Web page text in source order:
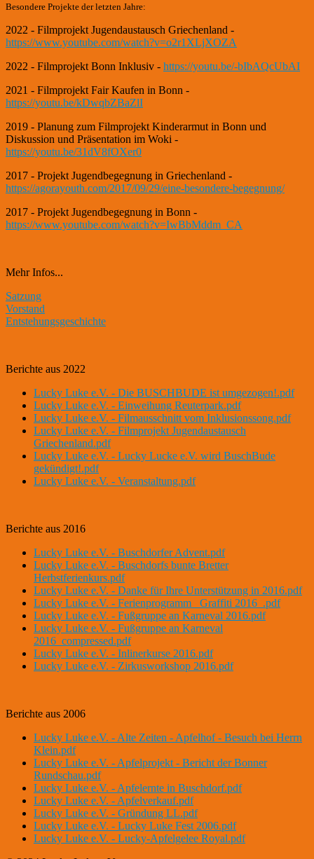
Besondere Projekte der letzten Jahre:
2022 - Filmprojekt Jugendaustausch Griechenland -
https://www.youtube.com/watch?v=o2r1XLjXOZA
2022 - Filmprojekt Bonn Inklusiv - https://youtu.be/-bIbAQcUbAI
2021 - Filmprojekt Fair Kaufen in Bonn -
https://youtu.be/kDwqbZBaZlI
2019 - Planung zum Filmprojekt Kinderarmut in Bonn und
Diskussion und Präsentation im Woki -
https://youtu.be/31dV8fOXer0
2017 - Projekt Jugendbegegnung in Griechenland -
https://agorayouth.com/2017/09/29/eine-besondere-begegnung/
2017 - Projekt Jugendbegegnung in Bonn -
https://www.youtube.com/watch?v=IwBbMddm_CA
Mehr Infos...
Satzung
Vorstand
Entstehungsgeschichte
Berichte aus 2022
Lucky Luke e.V. - Die BUSCHBUDE ist umgezogen!.pdf
Lucky Luke e.V. - Einweihung Reuterpark.pdf
Lucky Luke e.V. - Filmausschnitt vom Inklusionssong.pdf
Lucky Luke e.V. - Filmprojekt Jugendaustausch
Griechenland.pdf
Lucky Luke e.V. - Lucky Lucke e.V. wird BuschBude
gekündigt!.pdf
Lucky Luke e.V. - Veranstaltung.pdf
Berichte aus 2016
Lucky Luke e.V. - Buschdorfer Advent.pdf
Lucky Luke e.V. - Buschdorfs bunte Bretter
Herbstferienkurs.pdf
Lucky Luke e.V. - Danke für Ihre Unterstützung in 2016.pdf
Lucky Luke e.V. - Ferienprogramm _Graffiti 2016_.pdf
Lucky Luke e.V. - Fußgruppe an Karneval 2016.pdf
Lucky Luke e.V. - Fußgruppe an Karneval
2016_compressed.pdf
Lucky Luke e.V. - Inlinerkurse 2016.pdf
Lucky Luke e.V. - Zirkusworkshop 2016.pdf
Berichte aus 2006
Lucky Luke e.V. - Alte Zeiten - Apfelhof - Besuch bei Herrn
Klein.pdf
Lucky Luke e.V. - Apfelprojekt - Bericht der Bonner
Rundschau.pdf
Lucky Luke e.V. - Apfelernte in Buschdorf.pdf
Lucky Luke e.V. - Apfelverkauf.pdf
Lucky Luke e.V. - Gründung LL.pdf
Lucky Luke e.V. - Lucky Luke Fest 2006.pdf
Lucky Luke e.V. - Lucky-Apfelgelee Royal.pdf